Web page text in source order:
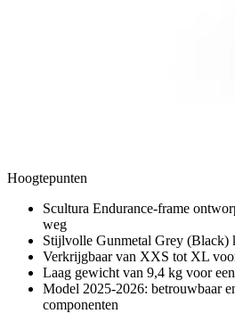
Hoogtepunten
Scultura Endurance-frame
weg
Stijlvolle Gunmetal Grey (Black)
Verkrijgbaar van XXS tot XL
Laag gewicht van 9,4 kg voor
Model 2025-2026: betrouwbaar
componenten